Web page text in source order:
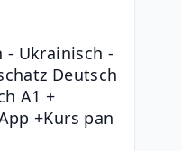
- Ukrainisch -
Deutsch
A1 +
+Kurs pan